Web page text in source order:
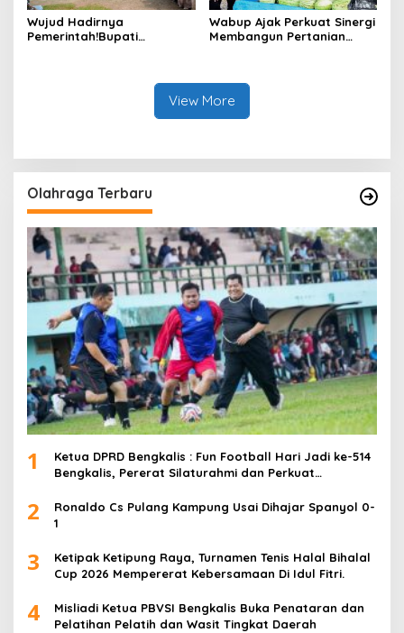
Wujud Hadirnya
Pemerintah!Bupati
Wabup Ajak Perkuat Sinergi
Membangun Pertanian
View More
Olahraga Terbaru
1
Ketua DPRD Bengkalis : Fun Football Hari Jadi ke-514
Bengkalis, Pererat Silaturahmi dan Perkuat
2
Ronaldo Cs Pulang Kampung Usai Dihajar Spanyol 0-
1
3
Ketipak Ketipung Raya, Turnamen Tenis Halal Bihalal
Cup 2026 Mempererat Kebersamaan Di Idul Fitri.
4
Misliadi Ketua PBVSI Bengkalis Buka Penataran dan
Pelatihan Pelatih dan Wasit Tingkat Daerah